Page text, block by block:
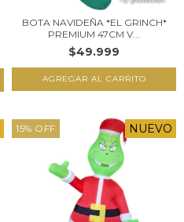
BOTA NAVIDEÑA *EL GRINCH*
PREMIUM 47CM V...
$49.999
15% OFF NUEVO